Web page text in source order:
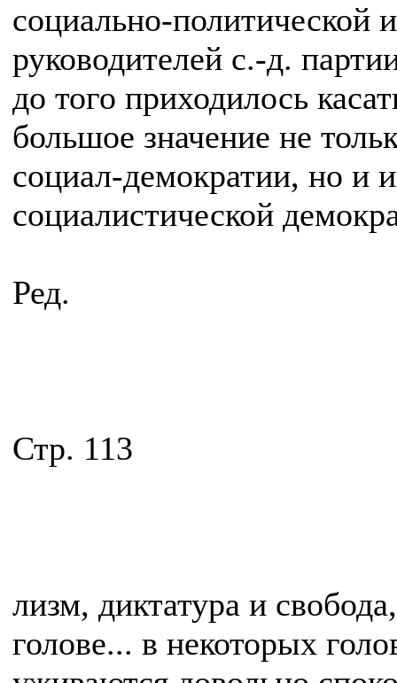
социально-политической
руководителей с.-д.
до того приходилось
большое значение не
социал-демократии, но и
социалистической
Ред.
Стр. 113
лизм, диктатура и
голове... в некоторых